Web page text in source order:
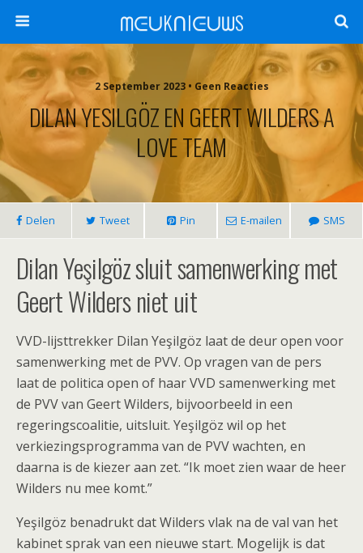
ᗰᕮᑌKᑎIᕮᑌᗯS
2 September 2023 • Geen Reacties
DILAN YESILGÖZ EN GEERT WILDERS A
LOVE TEAM
Delen Tweet Pin E-mailen SMS
Dilan Yeşilgöz sluit samenwerking met
Geert Wilders niet uit
VVD-lijsttrekker Dilan Yeşilgöz laat de deur open voor
samenwerking met de PVV. Op vragen van de pers
laat de politica open of haar VVD samenwerking met
de PVV van Geert Wilders, bijvoorbeeld in een
regeringscoalitie, uitsluit. Yeşilgöz wil op het
verkiezingsprogramma van de PVV wachten, en
daarna is de kiezer aan zet. “Ik moet zien waar de heer
Wilders nu mee komt.”
Yeşilgöz benadrukt dat Wilders vlak na de val van het
kabinet sprak van een nieuwe start. Mogelijk is dat